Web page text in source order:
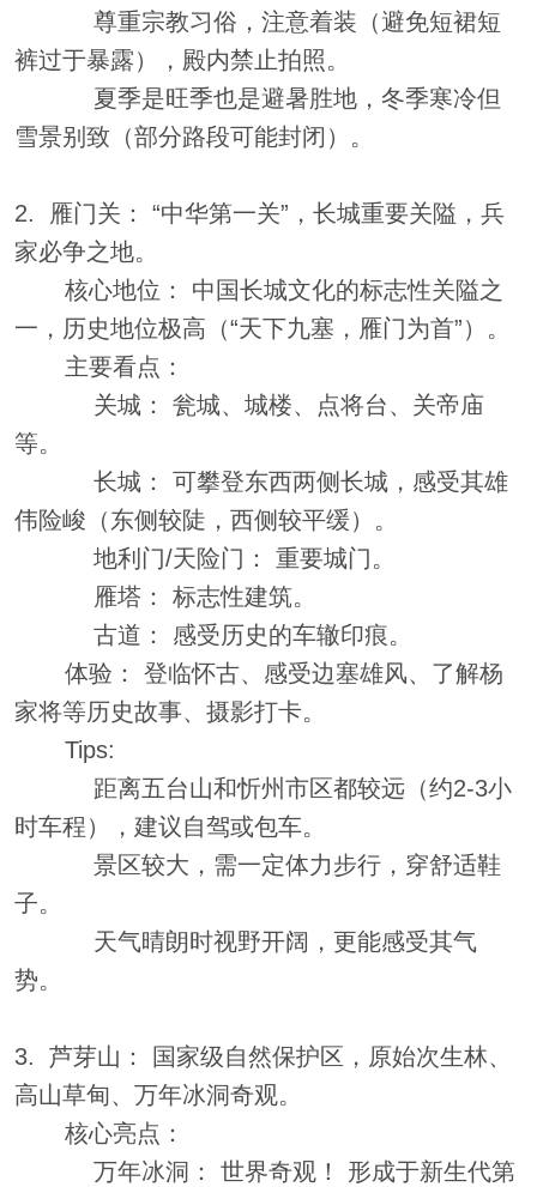
尊重宗教习俗，注意着装（避免短裙短
裤过于暴露），殿内禁止拍照。
夏季是旺季也是避暑胜地，冬季寒冷但
雪景别致（部分路段可能封闭）。
2. 雁门关： “中华第一关”，长城重要关隘，兵
家必争之地。
核心地位： 中国长城文化的标志性关隘之
一，历史地位极高（“天下九塞，雁门为首”）。
主要看点：
关城： 瓮城、城楼、点将台、关帝庙
等。
长城： 可攀登东西两侧长城，感受其雄
伟险峻（东侧较陡，西侧较平缓）。
地利门/天险门： 重要城门。
雁塔： 标志性建筑。
古道： 感受历史的车辙印痕。
体验： 登临怀古、感受边塞雄风、了解杨
家将等历史故事、摄影打卡。
Tips:
距离五台山和忻州市区都较远（约2-3小
时车程），建议自驾或包车。
景区较大，需一定体力步行，穿舒适鞋
子。
天气晴朗时视野开阔，更能感受其气
势。
3. 芦芽山： 国家级自然保护区，原始次生林、
高山草甸、万年冰洞奇观。
核心亮点：
万年冰洞： 世界奇观！ 形成于新生代第